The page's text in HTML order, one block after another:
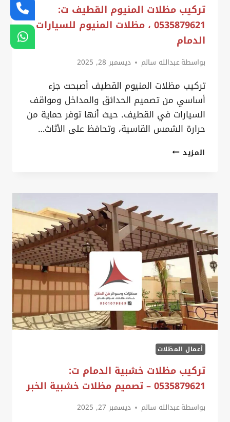
تركيب مظلات المنيوم القطيف ت:
0535879621 ، مظلات المنيوم للسيارات
الدمام
بواسطةعبدالله سالم ديسمبر 28, 2025
تركيب مظلات المنيوم القطيف أصبحت جزء
أساسي من تصميم الحدائق والمداخل ومواقف
السيارات في القطيف. حيث أنها توفر حماية من
حرارة الشمس القاسية، وتحافظ على الأثاث…
المزيدتركيب
القطيف
0535879621
،
مظلات
المنيوم
للسيارات
الدمام
أعمال المظلات
تركيب مظلات خشبية الدمام ت:
0535879621 – تصميم مظلات خشبية الخبر
بواسطةعبدالله سالم ديسمبر 27, 2025